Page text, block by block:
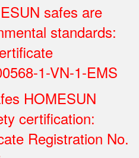
safes are
standards:
1-VN-1-EMS
HOMESUN
certification:
Registration No.